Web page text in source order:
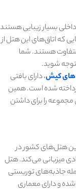
مشهد
راهنمای
سفر به
مشهد
رزرواصفهان
سفر به
اصفهان
رزرو هتل
تبریز
راهنمای
سفر به
تبریز
رزرو
یزد
راهنمای
سفر به
یزد